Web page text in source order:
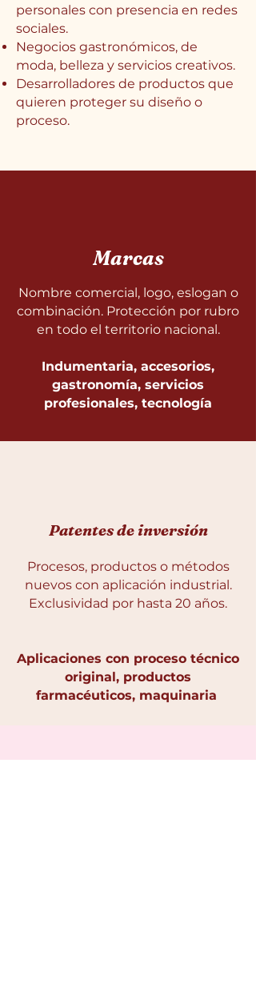
personales con presencia en redes
sociales.
Negocios gastronómicos, de
moda, belleza y servicios creativos.
Desarrolladores de productos que
quieren proteger su diseño o
proceso.
Marcas
Nombre comercial, logo, eslogan o
combinación. Protección por rubro
en todo el territorio nacional.
Indumentaria, accesorios,
gastronomía, servicios
profesionales, tecnología
Patentes de inversión
Procesos, productos o métodos
nuevos con aplicación industrial.
Exclusividad por hasta 20 años.
Aplicaciones con proceso técnico
original, productos
farmacéuticos, maquinaria